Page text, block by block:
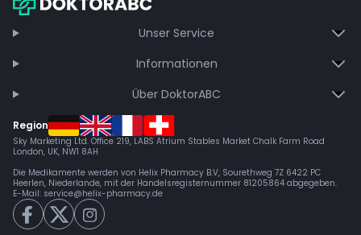
Unser Service
Informationen
Über DoktorABC
Region
Sky Marketing Ltd. Office 219, LABS Atrium Stables Market Chalk Farm Road
London, UK, NW1 8AH
Die Medikamente werden von Helix Pharmacy B.V, Sourethweg 7Z 6422 PC
Heerlen, Niederlande, mit der Handelsregisternummer 81205864 abgegeben.
E-Mail: service@helix-pharmacy.de